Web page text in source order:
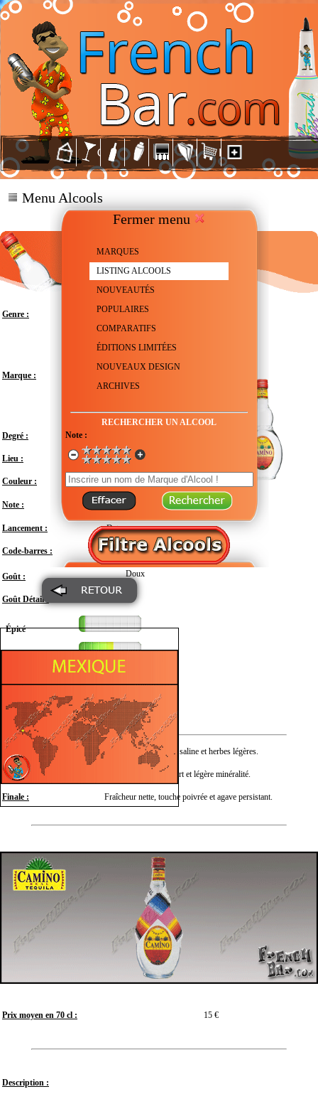
Fermer menu
MARQUES
LISTING ALCOOLS
NOUVEAUTÉS
POPULAIRES
COMPARATIFS
ÉDITIONS LIMITÉES
NOUVEAUX DESIGN
ARCHIVES
RECHERCHER UN ALCOOL
Note :
Menu Alcools
Genre : Tequila
Marque :
Degré :
Lieu : Mexique - Jalisco - Arandas
Couleur : Transparent
Note :
Lancement : Date non connue
Code-barres : 3011938001752
Goût : Doux
Goût Détail :
Épicé
Minéral
Végétal
Nez : Agrumes frais, pointe saline et herbes légères.
Bouche : Agave doux, citron vert et légère minéralité.
Finale : Fraîcheur nette, touche poivrée et agave persistant.
Prix moyen en 70 cl : 15 €
Description :